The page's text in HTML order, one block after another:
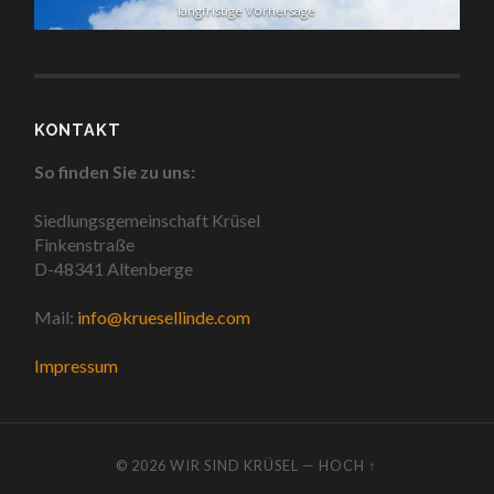
langfristige Vorhersage
KONTAKT
So finden Sie zu uns:
Siedlungsgemeinschaft Krüsel
Finkenstraße
D-48341 Altenberge
Mail: info@kruesellinde.com
Impressum
© 2026WIR SIND KRÜSEL — HOCH ↑